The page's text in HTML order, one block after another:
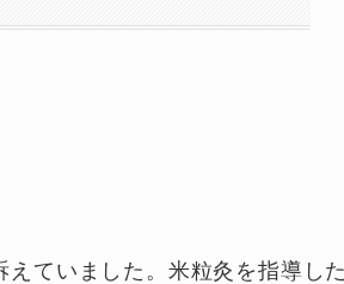
えていました。米粒灸を指導し